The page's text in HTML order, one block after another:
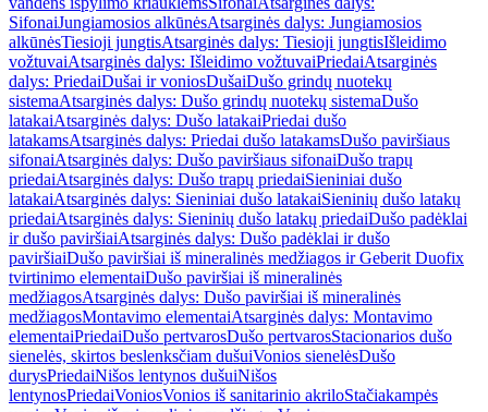
SifonaiJungiamosios alkūnėsAtsarginės dalys: Jungiamosios
alkūnėsTiesioji jungtisAtsarginės dalys: Tiesioji jungtisIšleidimo
vožtuvaiAtsarginės dalys: Išleidimo vožtuvaiPriedaiAtsarginės
dalys: PriedaiDušai ir voniosDušaiDušo grindų nuotekų
sistemaAtsarginės dalys: Dušo grindų nuotekų sistemaDušo
latakaiAtsarginės dalys: Dušo latakaiPriedai dušo
latakamsAtsarginės dalys: Priedai dušo latakamsDušo paviršiaus
sifonaiAtsarginės dalys: Dušo paviršiaus sifonaiDušo trapų
priedaiAtsarginės dalys: Dušo trapų priedaiSieniniai dušo
latakaiAtsarginės dalys: Sieniniai dušo latakaiSieninių dušo latakų
priedaiAtsarginės dalys: Sieninių dušo latakų priedaiDušo padėklai
ir dušo paviršiaiAtsarginės dalys: Dušo padėklai ir dušo
paviršiaiDušo paviršiai iš mineralinės medžiagos ir Geberit Duofix
tvirtinimo elementaiDušo paviršiai iš mineralinės
medžiagosAtsarginės dalys: Dušo paviršiai iš mineralinės
medžiagosMontavimo elementaiAtsarginės dalys: Montavimo
elementaiPriedaiDušo pertvarosDušo pertvarosStacionarios dušo
sienelės, skirtos beslenksčiam dušuiVonios sienelėsDušo
durysPriedaiNišos lentynos dušuiNišos
lentynosPriedaiVoniosVonios iš sanitarinio akriloStačiakampės